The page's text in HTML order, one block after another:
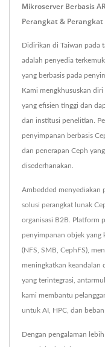
Mikroserver Berbasis
Perangkat &
Didirikan di Taiwan pada
adalah penyedia
yang berbasis pada
Kami mengkhususkan
yang efisien tinggi dan
dan institusi penelitian.
penyimpanan berbasis
dan penerapan Ceph
disederhanakan.
Ambedded menyediakan
solusi perangkat lunak
organisasi B2B. Platform
penyimpanan objek yang
(NFS, SMB, CephFS),
meningkatkan keandalan
yang terintegrasi,
kami membantu
untuk AI, HPC, dan beban
Dengan pengalaman